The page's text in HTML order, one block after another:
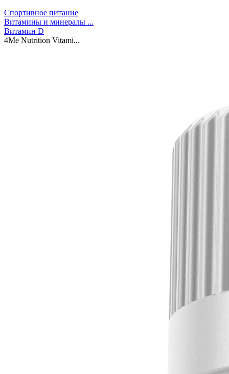
Спортивное питание
Витамины и минералы ...
Витамин D
4Me Nutrition Vitami...